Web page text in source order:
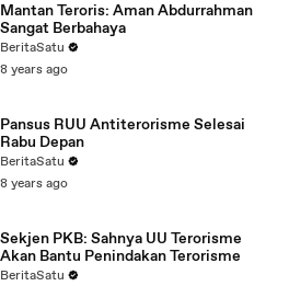
Mantan Teroris: Aman Abdurrahman
Sangat Berbahaya
BeritaSatu
8 years ago
Pansus RUU Antiterorisme Selesai
Rabu Depan
BeritaSatu
8 years ago
Sekjen PKB: Sahnya UU Terorisme
Akan Bantu Penindakan Terorisme
BeritaSatu